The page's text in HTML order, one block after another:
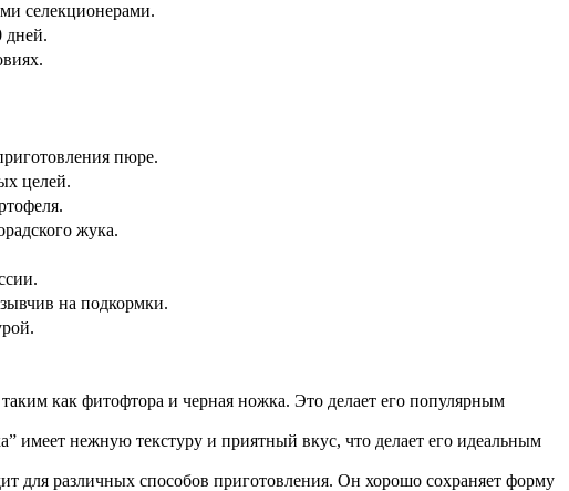
селекционерами.
дней.
пюре.
целей.
жука.
на подкормки.
как фитофтора и черная ножка. Это делает его популярным
имеет нежную текстуру и приятный вкус, что делает его идеальным
для различных способов приготовления. Он хорошо сохраняет форму